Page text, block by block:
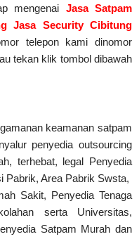
mengenai Jasa Satpam
Jasa Security Cibitung
telepon kami dinomor
tekan klik tombol dibawah
keamanan satpam
penyedia outsourcing
terhebat, legal Penyedia
Pabrik, Area Pabrik Swsta,
Sakit, Penyedia Tenaga
serta Universitas,
Satpam Murah dan